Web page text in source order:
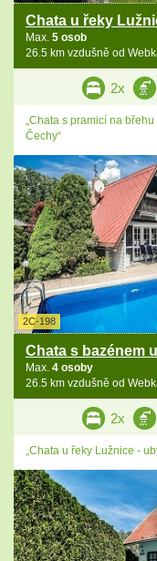
Chata u řeky
Max. 5 osob
26.5 km vzdušně od
2x
„Chata s pramicí na
Čechy“
2C-198
Chata s bazénem
Max. 4 osoby
26.5 km vzdušně od
2x
„Chata u řeky Lužnice -